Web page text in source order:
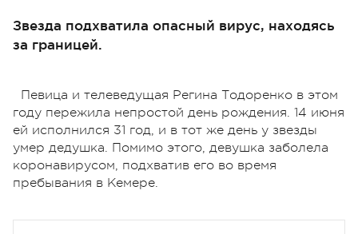
Звезда подхватила опасный вирус, находясь
за границей.
Певица и телеведущая Регина Тодоренко в этом
году пережила непростой день рождения. 14 июня
ей исполнился 31 год, и в тот же день у звезды
умер дедушка. Помимо этого, девушка заболела
коронавирусом, подхватив его во время
пребывания в Кемере.